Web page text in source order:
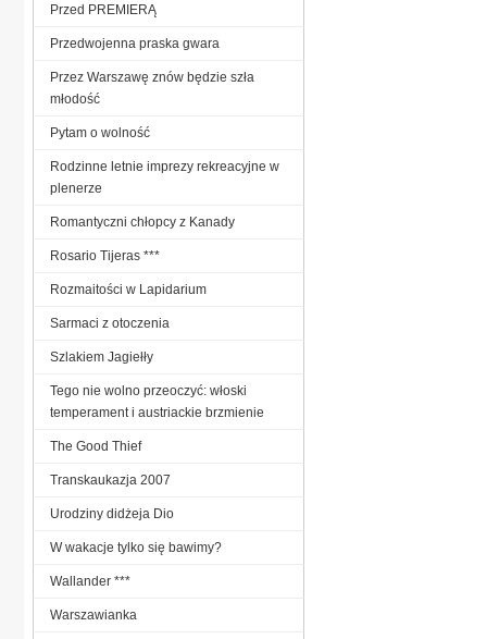
Przed PREMIERĄ
Przedwojenna praska gwara
Przez Warszawę znów będzie szła
młodość
Pytam o wolność
Rodzinne letnie imprezy rekreacyjne w
plenerze
Romantyczni chłopcy z Kanady
Rosario Tijeras ***
Rozmaitości w Lapidarium
Sarmaci z otoczenia
Szlakiem Jagiełły
Tego nie wolno przeoczyć: włoski
temperament i austriackie brzmienie
The Good Thief
Transkaukazja 2007
Urodziny didżeja Dio
W wakacje tylko się bawimy?
Wallander ***
Warszawianka